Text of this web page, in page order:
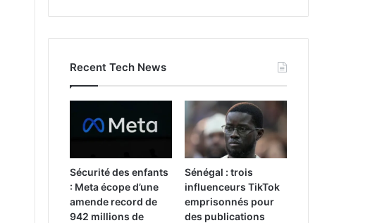
Recent Tech News
Sécurité des enfants
: Meta écope d’une
amende record de
942 millions de
Sénégal : trois
influenceurs TikTok
emprisonnés pour
des publications